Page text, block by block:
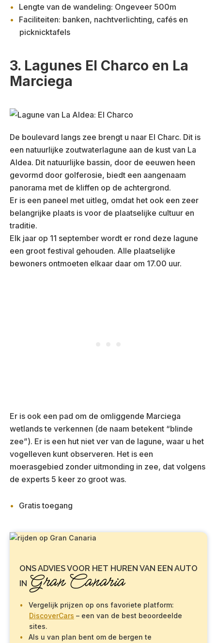
Lengte van de wandeling: Ongeveer 500m
Faciliteiten: banken, nachtverlichting, cafés en
picknicktafels
3. Lagunes El Charco en La
Marciega
De boulevard langs zee brengt u naar El Charc. Dit is
een natuurlijke zoutwaterlagune aan de kust van La
Aldea. Dit natuurlijke bassin, door de eeuwen heen
gevormd door golferosie, biedt een aangenaam
panorama met de kliffen op de achtergrond.
Er is een paneel met uitleg, omdat het ook een zeer
belangrijke plaats is voor de plaatselijke cultuur en
traditie.
Elk jaar op 11 september wordt er rond deze lagune
een groot festival gehouden. Alle plaatselijke
bewoners ontmoeten elkaar daar om 17.00 uur.
Er is ook een pad om de omliggende Marciega
wetlands te verkennen (de naam betekent “blinde
zee”). Er is een hut niet ver van de lagune, waar u het
vogelleven kunt observeren. Het is een
moerasgebied zonder uitmonding in zee, dat volgens
de experts 5 keer zo groot was.
Gratis toegang
ONS ADVIES VOOR HET HUREN VAN EEN AUTO
IN Gran Canaria
Vergelijk prijzen op ons favoriete platform:
DiscoverCars – een van de best beoordeelde
sites.
Als u van plan bent om de bergen te